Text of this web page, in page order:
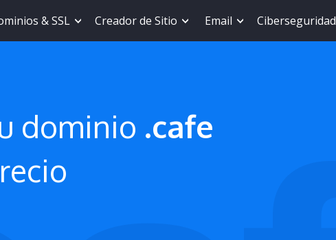
& SSL Creador de Sitio Email Ciberseguridad
dominio .cafe